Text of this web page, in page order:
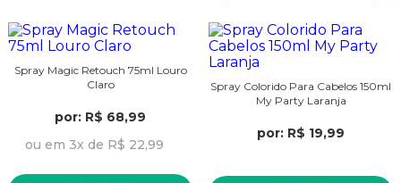
Spray Magic Retouch 75ml Louro
Claro
por: R$ 68,99
ou em 3x de R$ 22,99
Spray Colorido Para Cabelos 150ml
My Party Laranja
por: R$ 19,99